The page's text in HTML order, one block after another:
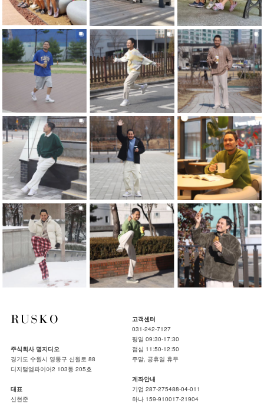
주식회사 명지디오
경기도 수원시 영통구 신원로 88
디지털엠파이어2 103동 205호
대표
신현준
고객센터
031-242-7127
평일 09:30-17:30
점심 11:50-12:50
주말, 공휴일 휴무
계좌안내
기업 287-275488-04-011
하나 159-910017-21904